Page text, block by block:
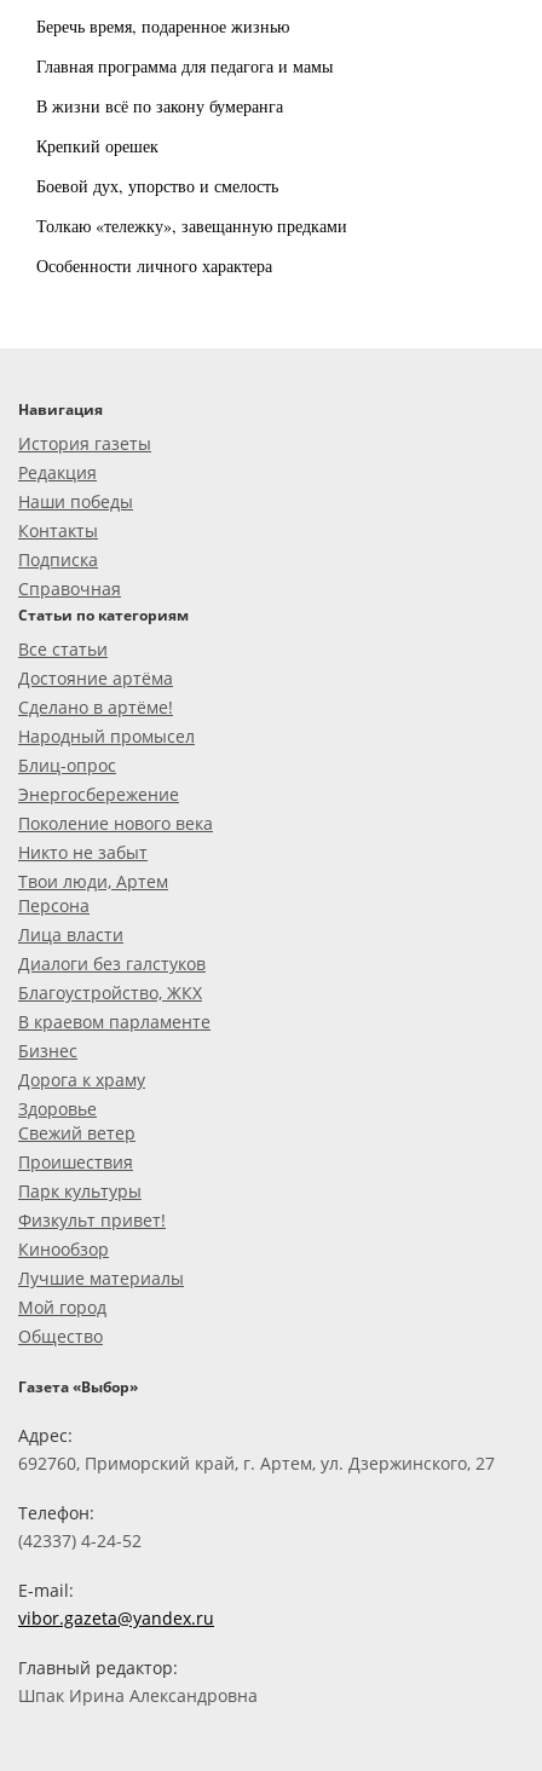
Беречь время, подаренное жизнью
Главная программа для педагога и мамы
В жизни всё по закону бумеранга
Крепкий орешек
Боевой дух, упорство и смелость
Толкаю «тележку», завещанную предками
Особенности личного характера
Навигация
История газеты
Редакция
Наши победы
Контакты
Подписка
Справочная
Статьи по категориям
Все статьи
Достояние артёма
Сделано в артёме!
Народный промысел
Блиц-опрос
Энергосбережение
Поколение нового века
Никто не забыт
Твои люди, Артем
Персона
Лица власти
Диалоги без галстуков
Благоустройство, ЖКХ
В краевом парламенте
Бизнес
Дорога к храму
Здоровье
Свежий ветер
Проишествия
Парк культуры
Физкульт привет!
Кинообзор
Лучшие материалы
Мой город
Общество
Газета «Выбор»
Адрес:
692760, Приморский край, г. Артем, ул. Дзержинского, 27
Телефон:
(42337) 4-24-52
E-mail:
vibor.gazeta@yandex.ru
Главный редактор:
Шпак Ирина Александровна